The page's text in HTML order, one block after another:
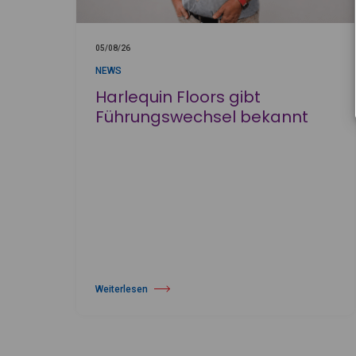
05/08/26
NEWS
Harlequin Floors gibt
Führungswechsel bekannt
Weiterlesen
über Harlequin Floors gibt Führungswechsel bekannt